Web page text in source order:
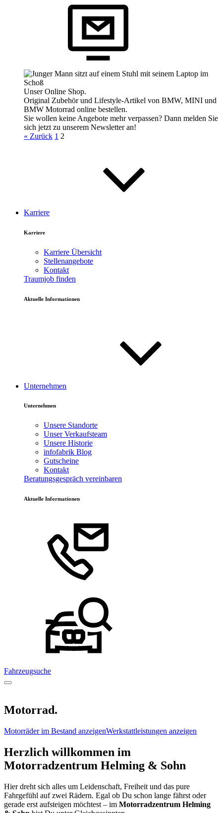
Unser Online Shop.
Original Zubehör und Lifestyle-Artikel von BMW, MINI und
BMW Motorrad online bestellen.
Sie wollen keine Angebote mehr verpassen? Dann melden Sie
sich jetzt zu unserem Newsletter an!
« Zurück 1 2
Karriere
Karriere
Karriere Übersicht
Stellenangebote
Kontakt
Traumjob finden
Aktuelle Informationen
Unternehmen
Unternehmen
Unsere Standorte
Unser Verkaufsteam
Unsere Historie
infofabrik Blog
Gutscheine
Kontakt
Beratungsgespräch vereinbaren
Aktuelle Informationen
Fahrzeugsuche
Motorrad.
Motorräder im Bestand anzeigenWerkstattleistungen anzeigen
Herzlich willkommen im
Motorradzentrum Helming & Sohn
Hier dreht sich alles um Leidenschaft, Freiheit und das pure
Fahrgefühl auf zwei Rädern. Egal ob Du schon lange fährst oder
gerade erst aufsteigen möchtest – im Motorradzentrum Helming